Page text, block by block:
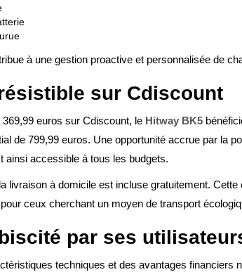
à une gestion proactive et personnalisée de
sur Cdiscount
euros sur Cdiscount, le Hitway BK5
de 799,99 euros. Une opportunité accrue par la
ainsi accessible à tous les budgets.
livraison à domicile est incluse gratuitement. Cette
ceux cherchant un moyen de transport
par ses
techniques et des avantages financiers